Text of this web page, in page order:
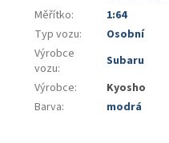
Měřítko:
1:64
Typ vozu:
Osobní
Výrobce
vozu:
Subaru
Výrobce:
Kyosho
Barva: modrá